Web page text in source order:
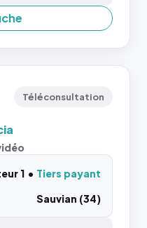
Téléconsultation
1
Tiers payant
Sauvian (34)